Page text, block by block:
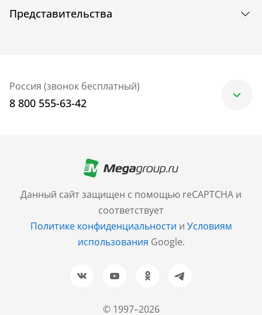
© 1997–2026
Данный сайт защищен с помощью reCAPTCHA и
соответствует
Политике конфиденциальности и Условиям
использования Google.
Представительства
Россия (звонок бесплатный)
8 800 555-63-42
+7 (499) 705-30-10
Санкт-Петербург
+7 (812) 600-77-33
Барнаул
+7 (961) 999-93-93
Новосибирск